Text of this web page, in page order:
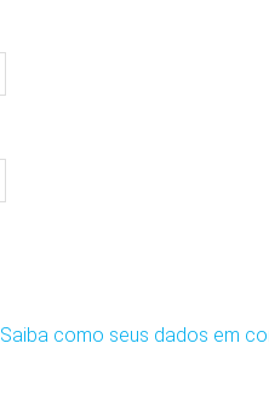
Saiba como seus dados em